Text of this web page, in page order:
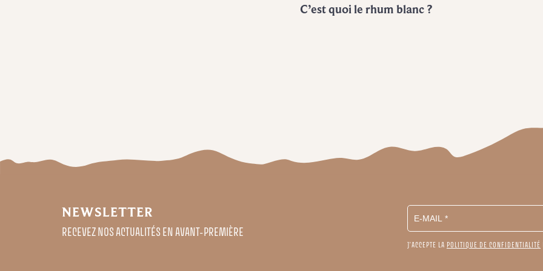
C’est quoi le rhum blanc ?
NEWSLETTER
RECEVEZ NOS ACTUALITÉS EN AVANT-PREMIÈRE
J'ACCEPTE LA POLITIQUE DE CONFIDENTIALITÉ